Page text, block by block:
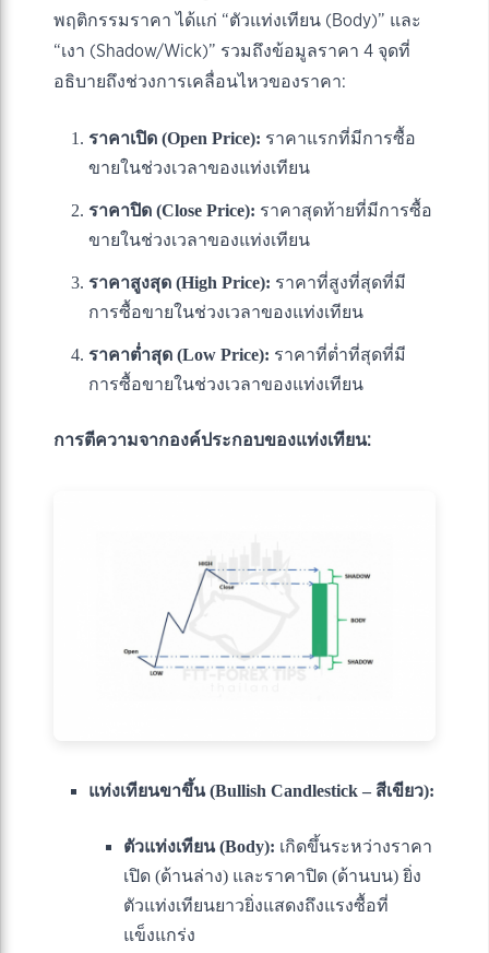
พฤติกรรมราคา ได้แก่ “ตัวแท่งเทียน (Body)” และ
“เงา (Shadow/Wick)” รวมถึงข้อมูลราคา 4 จุดที่
อธิบายถึงช่วงการเคลื่อนไหวของราคา:
ราคาเปิด (Open Price): ราคาแรกที่มีการซื้อ
ขายในช่วงเวลาของแท่งเทียน
ราคาปิด (Close Price): ราคาสุดท้ายที่มีการซื้อ
ขายในช่วงเวลาของแท่งเทียน
ราคาสูงสุด (High Price): ราคาที่สูงที่สุดที่มี
การซื้อขายในช่วงเวลาของแท่งเทียน
ราคาต่ำสุด (Low Price): ราคาที่ต่ำที่สุดที่มี
การซื้อขายในช่วงเวลาของแท่งเทียน
การตีความจากองค์ประกอบของแท่งเทียน:
แท่งเทียนขาขึ้น (Bullish Candlestick – สีเขียว):
ตัวแท่งเทียน (Body): เกิดขึ้นระหว่างราคา
เปิด (ด้านล่าง) และราคาปิด (ด้านบน) ยิ่ง
ตัวแท่งเทียนยาวยิ่งแสดงถึงแรงซื้อที่
แข็งแกร่ง